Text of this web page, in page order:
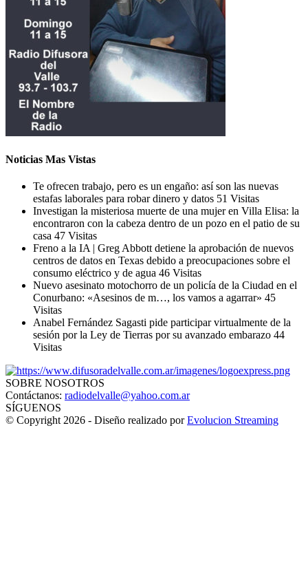
Noticias Mas Vistas
Te ofrecen trabajo, pero es un engaño: así son las nuevas
estafas laborales para robar dinero y datos 51 Visitas
Investigan la misteriosa muerte de una mujer en Villa Elisa: la
encontraron con la cabeza dentro de un pozo en el patio de su
casa 47 Visitas
Freno a la IA | Greg Abbott detiene la aprobación de nuevos
centros de datos en Texas debido a preocupaciones sobre el
consumo eléctrico y de agua 46 Visitas
Nuevo asesinato motochorro de un policía de la Ciudad en el
Conurbano: «Asesinos de m…, los vamos a agarrar» 45
Visitas
Anabel Fernández Sagasti pide participar virtualmente de la
sesión por la Ley de Tierras por su avanzado embarazo 44
Visitas
SOBRE NOSOTROS
Contáctanos: radiodelvalle@yahoo.com.ar
SÍGUENOS
© Copyright 2026 - Diseño realizado porEvolucion Streaming